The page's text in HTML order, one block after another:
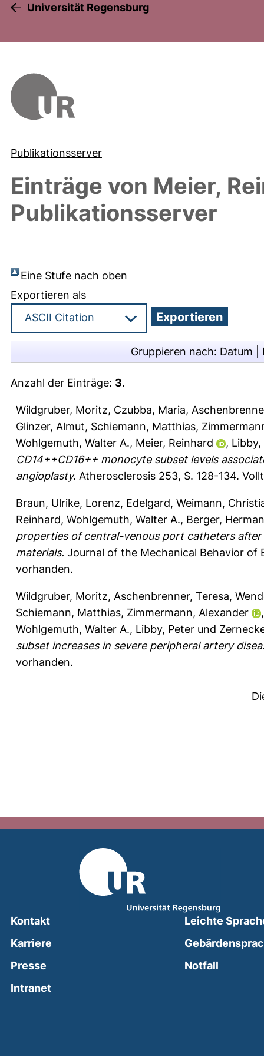
Universität Regensburg
Publikationsserver
Einträge von Meier,
Publikationsserver
Eine Stufe nach oben
Exportieren als
Gruppieren nach: Datum
Anzahl der Einträge: 3.
Wildgruber, Moritz, Czubba, Maria,
Glinzer, Almut, Schiemann, Matthias,
Wohlgemuth, Walter A., Meier, Reinhard , Libby,
CD14++CD16++ monocyte subset levels
angioplasty. Atherosclerosis 253, S. 128-134.
Braun, Ulrike, Lorenz, Edelgard, Weimann,
Reinhard, Wohlgemuth, Walter A., Berger,
properties of central-venous port catheters
materials. Journal of the Mechanical Behavior of
vorhanden.
Wildgruber, Moritz, Aschenbrenner, Teresa,
Schiemann, Matthias, Zimmermann, Alexander
Wohlgemuth, Walter A., Libby, Peter und
subset increases in severe peripheral artery
vorhanden.
Kontakt
Karriere
Presse
Intranet(external link, opens in a new window)
Leichte
Notfall